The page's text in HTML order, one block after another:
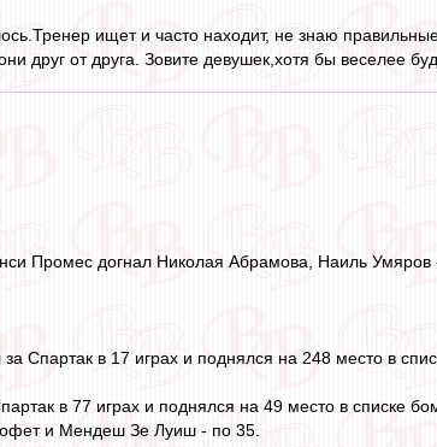
ищет и часто находит, не знаю
друг от друга. Зовите девушек,хотя бы веселее
Промес догнал Николая Абрамова, Наиль
Спартак в 17 играх и поднялся на 248 место в
в 77 играх и поднялся на 49 место в списке
и Мендеш Зе Луиш - по 35.